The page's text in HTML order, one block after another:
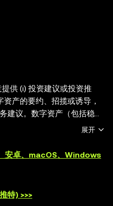
供 (i) 投资建议或投资推
产的要约、招揽或诱导，
建议。数字资产（包括稳定
涉及高风险，并且可能会贬
。OKX Web3 钱包仅为一种
发现并与第三方平台交互，
三方平台的服务，也不对
均在所有地区提供。OKX
OKX 交易所提供的，并受
展开
安卓、macOS、Windows
特) >>>